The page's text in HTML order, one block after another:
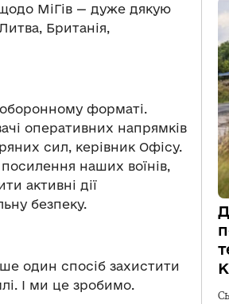
МіГів — дуже дякую
Британія,
форматі.
оперативних напрямків
сил, керівник Офісу.
наших воїнів,
активні дії
безпеку.
один спосіб захистити
І ми це зробимо.